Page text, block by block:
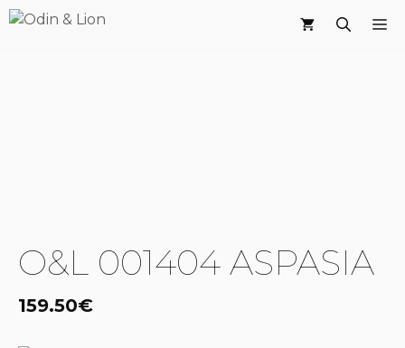
Saltar
O&L 001404 ASPASIA
159.50€